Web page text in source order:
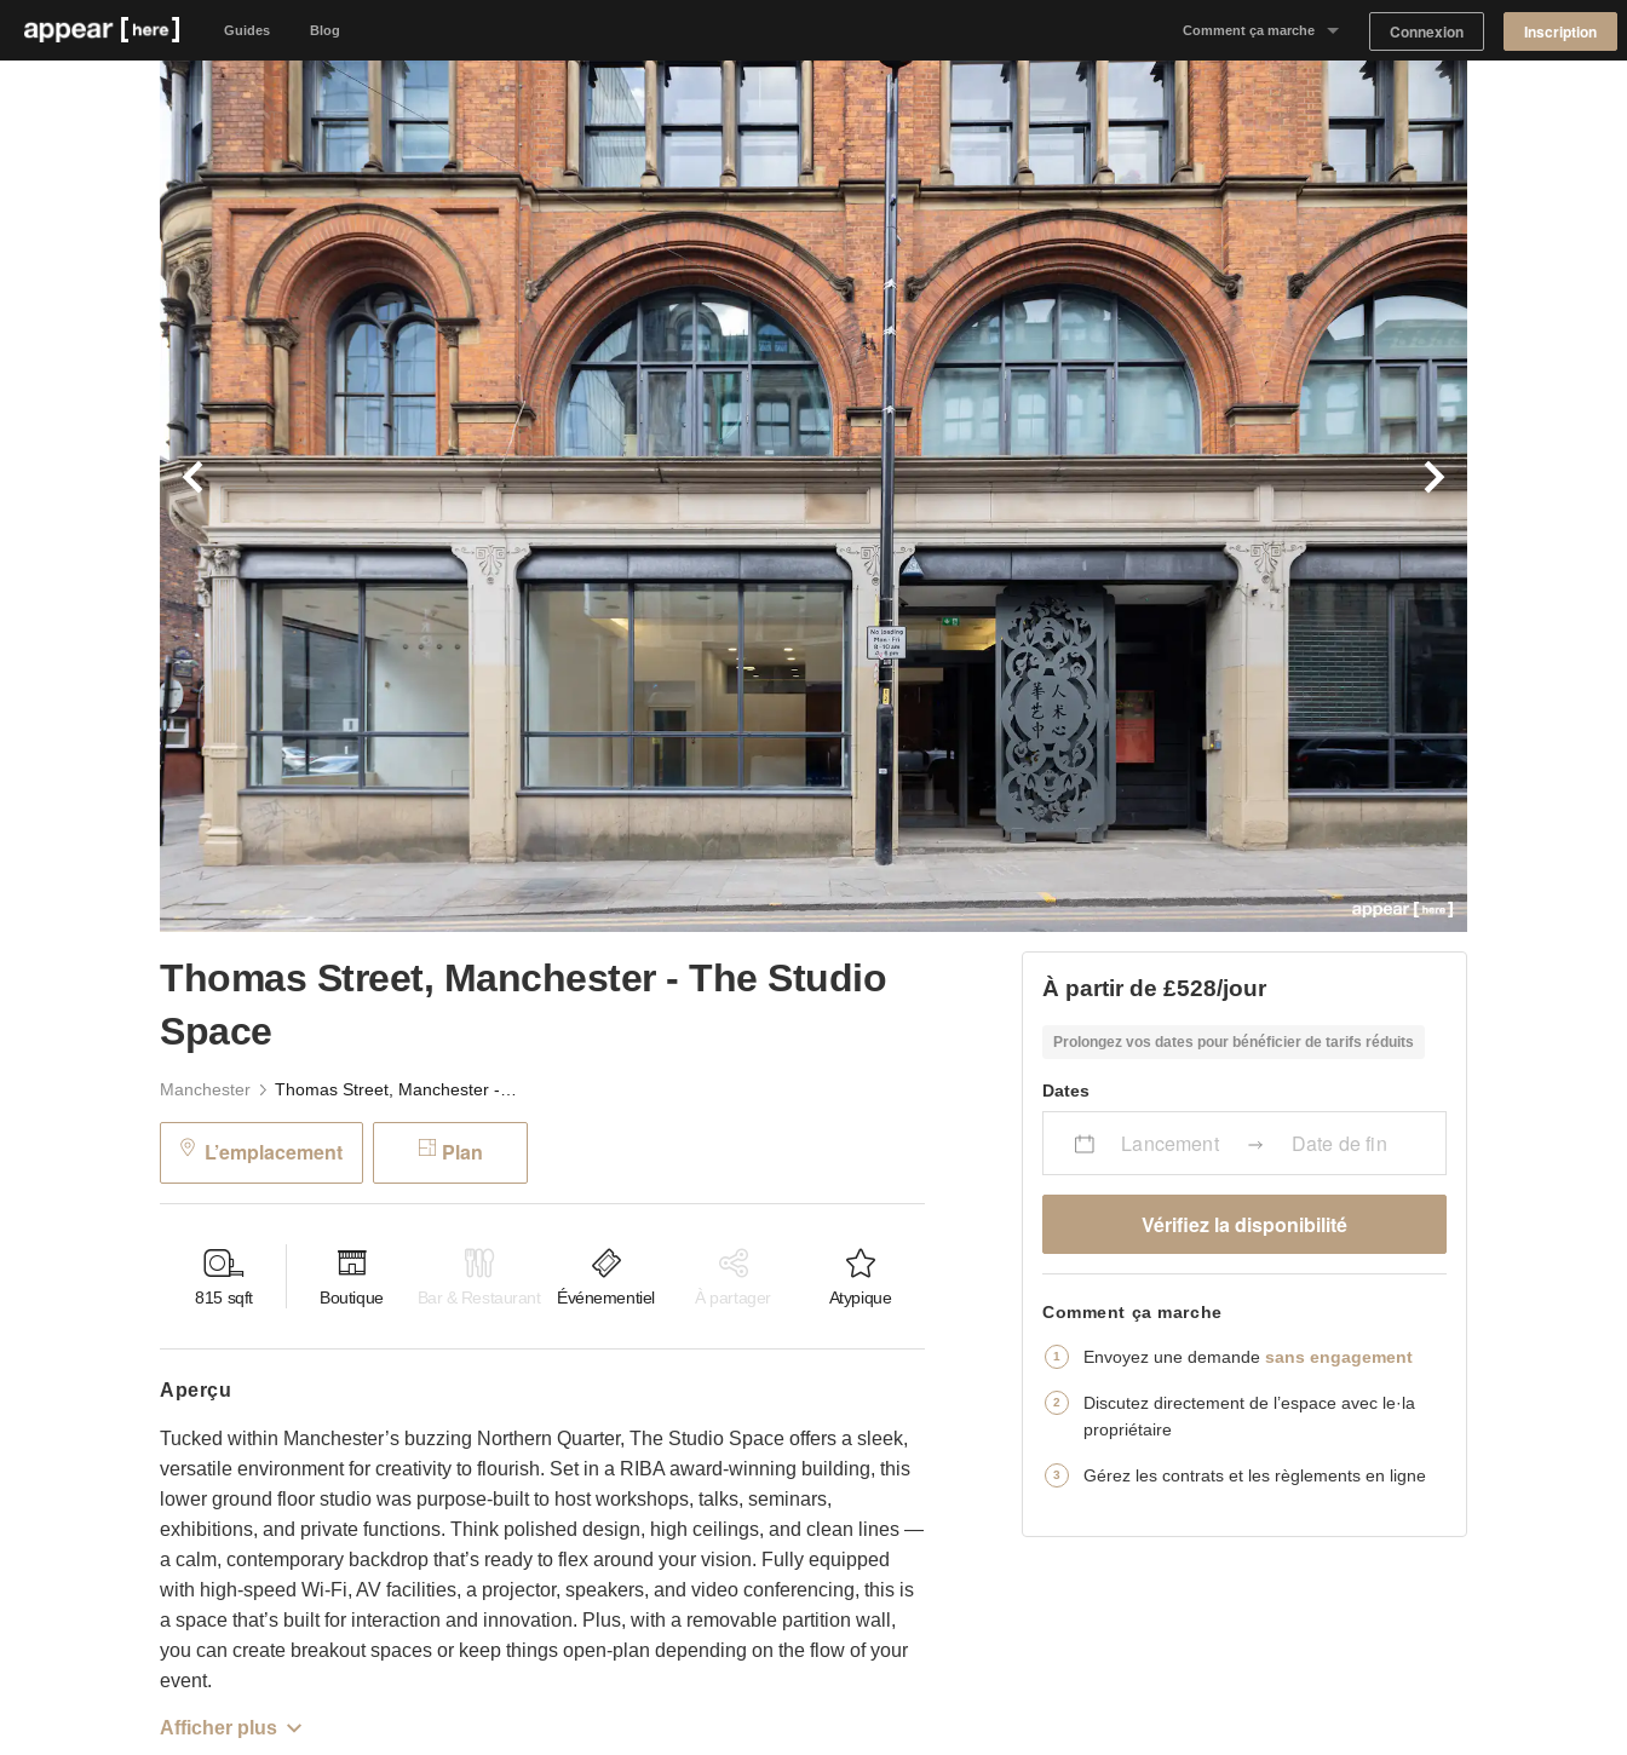
Guides Blog Comment ça marche
Notre concept
Proposer un espace
Trouver un espace
Tableau de Bord Propriétaire
Connexion Inscription
Thomas Street, Manchester - The Studio
Space
Manchester
L’emplacement Plan
815 sqft Boutique Bar & Restaurant Événementiel À partager Atypique
aperçu
Tucked within Manchester’s buzzing Northern Quarter, The Studio Space offers a sleek,
versatile environment for creativity to flourish. Set in a RIBA award-winning building, this
lower ground floor studio was purpose-built to host workshops, talks, seminars,
exhibitions, and private functions. Think polished design, high ceilings, and clean lines —
a calm, contemporary backdrop that’s ready to flex around your vision. Fully equipped
with high-speed Wi-Fi, AV facilities, a projector, speakers, and video conferencing, this is
a space that’s built for interaction and innovation. Plus, with a removable partition wall,
you can create breakout spaces or keep things open-plan depending on the flow of your
event.
Afficher plus
À partir de £528/jour
Prolongez vos dates pour bénéficier de tarifs réduits
Dates
Lancement Date de fin
Vérifiez la disponibilité
Comment ça marche
Envoyez une demandesans engagement
Discutez directement de l’espace avec le·la
propriétaire
Gérez les contrats et les règlements en ligne